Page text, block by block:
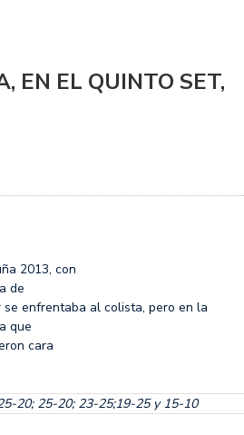
EN EL QUINTO SET,
2013, con
de
enfrentaba al colista, pero en la
que
cara
20; 25-20; 23-25;19-25 y 15-10